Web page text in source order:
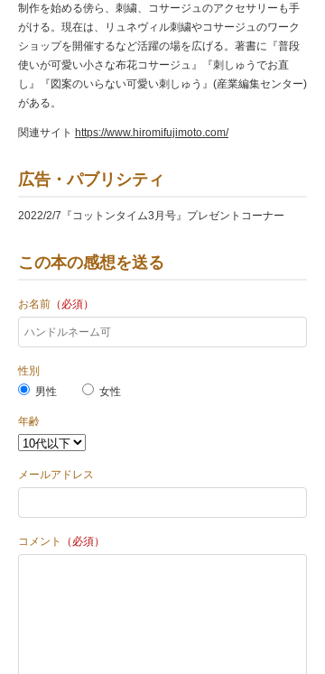
制作を始める傍ら、刺繍、コサージュのアクセサリーも手
がける。現在は、リュネヴィル刺繍やコサージュのワーク
ショップを開催するなど活躍の場を広げる。著書に『普段
使いが可愛い小さな布花コサージュ』『刺しゅうでお直
し』『図案のいらない可愛い刺しゅう』(産業編集センター)
がある。
関連サイト https://www.hiromifujimoto.com/
広告・パブリシティ
2022/2/7『コットンタイム3月号』プレゼントコーナー
この本の感想を送る
お名前 （必須）
性別
男性
女性
年齢
メールアドレス
コメント （必須）